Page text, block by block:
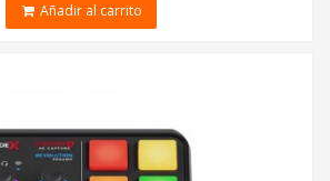
Añadir al carrito